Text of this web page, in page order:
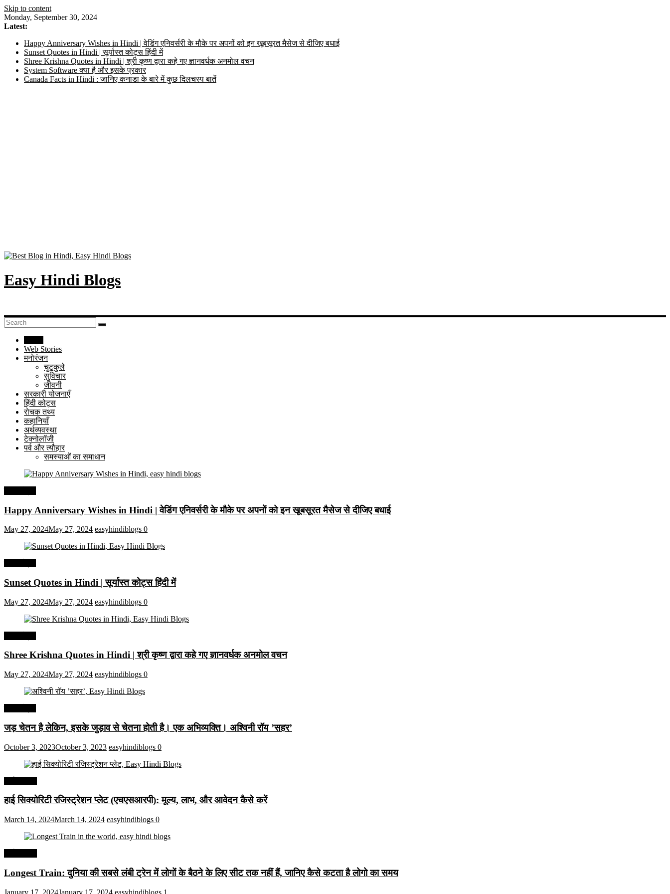
Skip to content
Monday, September 30, 2024
Latest:
Happy Anniversary Wishes in Hindi | वेडिंग एनिवर्सरी के मौके पर अपनों को इन खूबसूरत मैसेज से दीजिए बधाई
Sunset Quotes in Hindi | सूर्यास्त कोट्स हिंदी में
Shree Krishna Quotes in Hindi | श्री कृष्ण द्वारा कहे गए ज्ञानवर्धक अनमोल वचन
System Software क्या है और इसके प्रकार
Canada Facts in Hindi : जानिए कनाडा के बारे में कुछ दिलचस्प बातें
Easy Hindi Blogs
Web Stories
मनोरंजन
चुटकुले
सुविचार
जीवनी
सरकारी योजनाएँ
हिंदी कोट्स
रोचक तथ्य
कहानियाँ
अर्थव्यवस्था
टेक्नोलॉजी
पर्व और त्यौहार
समस्याओं का समाधान
Happy Anniversary Wishes in Hindi | वेडिंग एनिवर्सरी के मौके पर अपनों को इन खूबसूरत मैसेज से दीजिए बधाई
May 27, 2024May 27, 2024 easyhindiblogs 0
Sunset Quotes in Hindi | सूर्यास्त कोट्स हिंदी में
May 27, 2024May 27, 2024 easyhindiblogs 0
Shree Krishna Quotes in Hindi | श्री कृष्ण द्वारा कहे गए ज्ञानवर्धक अनमोल वचन
May 27, 2024May 27, 2024 easyhindiblogs 0
जड़ चेतन है लेकिन, इसके जुड़ाव से चेतना होती है। एक अभिव्यक्ति। अश्विनी रॉय ’सहर’
October 3, 2023October 3, 2023 easyhindiblogs 0
हाई सिक्योरिटी रजिस्ट्रेशन प्लेट (एचएसआरपी): मूल्य, लाभ, और आवेदन कैसे करें
March 14, 2024March 14, 2024 easyhindiblogs 0
Longest Train: दुनिया की सबसे लंबी ट्रेन में लोगों के बैठने के लिए सीट तक ​​नहीं हैं, जानिए कैसे कटता है लोगो का समय
January 17, 2024January 17, 2024 easyhindiblogs 1